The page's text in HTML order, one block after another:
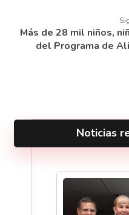
Más de 28 mil niños,
del Programa de
Noticias